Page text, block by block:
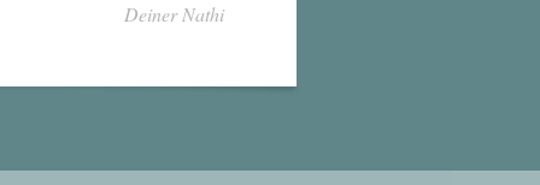
Deiner Nathi